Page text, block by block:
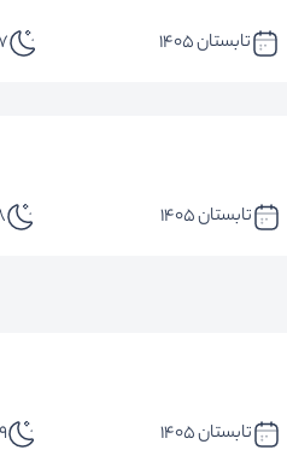
تابستان 1405 7 شب
تابستان 1405 8
تابستان 1405 9 شب و 10 روز